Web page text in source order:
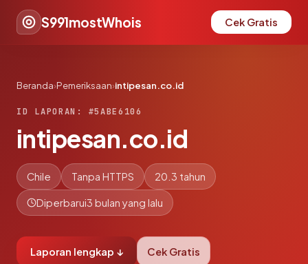
S991mostWhois Cek Gratis
Beranda›Pemeriksaan›intipesan.co.id
ID LAPORAN: #5ABE6106
intipesan.co.id
Chile Tanpa HTTPS 20.3 tahun
Diperbarui3 bulan yang lalu
Laporan lengkap ↓ Cek Gratis